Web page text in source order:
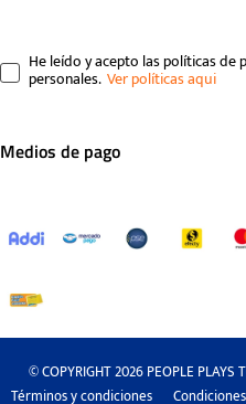
He leído y acepto las políticas
personales.
Medios de pago
© COPYRIGHT 2026 PEOPLE PLAYS
Términos y condiciones